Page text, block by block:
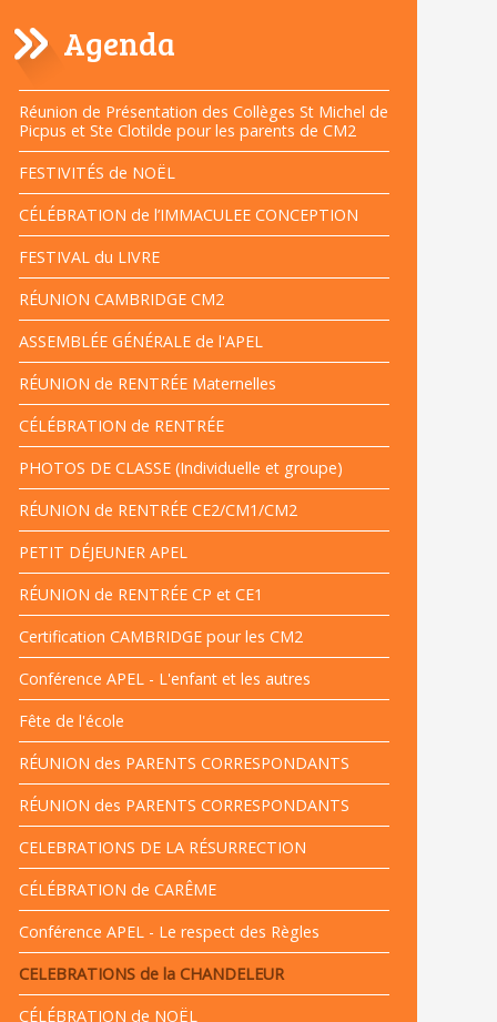
Navigation
Agenda
Réunion de Présentation des Collèges St Michel de
Picpus et Ste Clotilde pour les parents de CM2
FESTIVITÉS de NOËL
CÉLÉBRATION de l’IMMACULEE CONCEPTION
FESTIVAL du LIVRE
RÉUNION CAMBRIDGE CM2
ASSEMBLÉE GÉNÉRALE de l'APEL
RÉUNION de RENTRÉE Maternelles
CÉLÉBRATION de RENTRÉE
PHOTOS DE CLASSE (Individuelle et groupe)
RÉUNION de RENTRÉE CE2/CM1/CM2
PETIT DÉJEUNER APEL
RÉUNION de RENTRÉE CP et CE1
Certification CAMBRIDGE pour les CM2
Conférence APEL - L'enfant et les autres
Fête de l'école
RÉUNION des PARENTS CORRESPONDANTS
RÉUNION des PARENTS CORRESPONDANTS
CELEBRATIONS DE LA RÉSURRECTION
CÉLÉBRATION de CARÊME
Conférence APEL - Le respect des Règles
CELEBRATIONS de la CHANDELEUR
CÉLÉBRATION de NOËL